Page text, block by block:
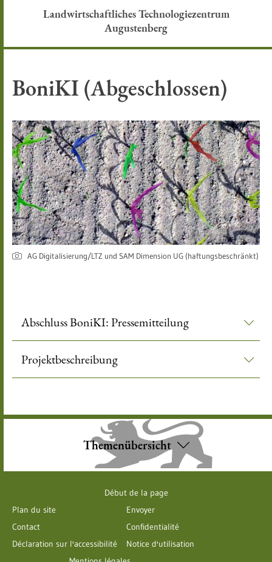
Landwirtschaftliches Technologiezentrum
Augustenberg
BoniKI (Abgeschlossen)
AG Digitalisierung/LTZ und SAM Dimension UG (haftungsbeschränkt)
Abschluss BoniKI: Pressemitteilung
Projektbeschreibung
Themenübersicht
Début de la page
Plan du site
Envoyer
Contact
Confidentialité
Déclaration sur l'accessibilité
Notice d'utilisation